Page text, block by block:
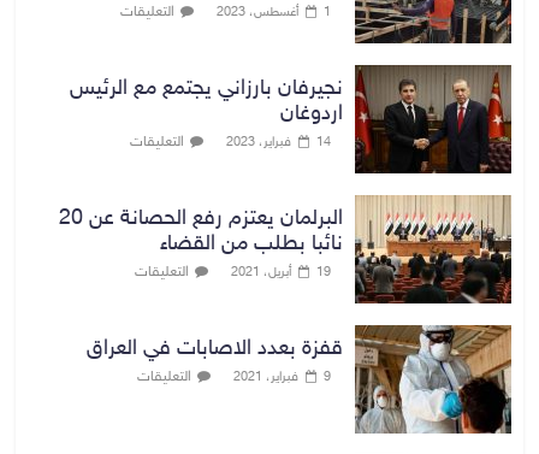
1 أغسطس، 2023 التعليقات
نجيرفان بارزاني يجتمع مع الرئيس
اردوغان
14 فبراير، 2023 التعليقات
البرلمان يعتزم رفع الحصانة عن 20
نائبا بطلب من القضاء
19 أبريل، 2021 التعليقات
قفزة بعدد الاصابات في العراق
9 فبراير، 2021 التعليقات